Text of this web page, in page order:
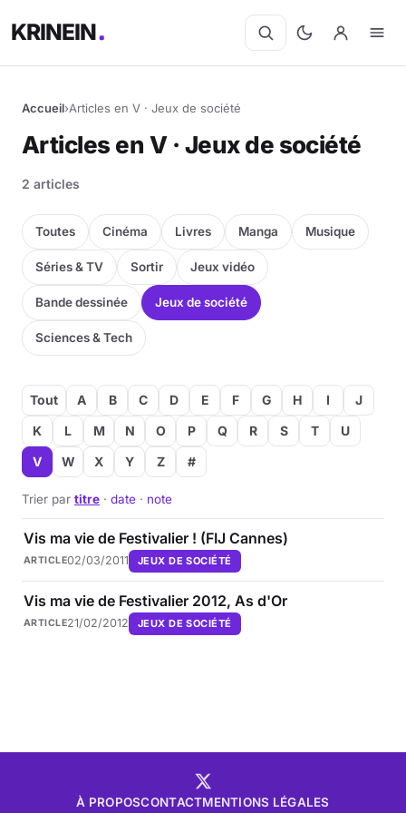
KRINEIN
Accueil›Articles en V · Jeux de société
Articles en V · Jeux de société
2 articles
Toutes Cinéma Livres Manga Musique
Séries & TV Sortir Jeux vidéo
Bande dessinée Jeux de société
Sciences & Tech
Tout A B C D E F G H I
J
K
L M N O P Q R S T
U
V
W X Y Z #
Trier par titre · date · note
Vis ma vie de Festivalier ! (FIJ Cannes)
ARTICLE02/03/2011 JEUX DE SOCIÉTÉ
Vis ma vie de Festivalier 2012, As d'Or
ARTICLE21/02/2012 JEUX DE SOCIÉTÉ
À PROPOSCONTACTMENTIONS LÉGALES